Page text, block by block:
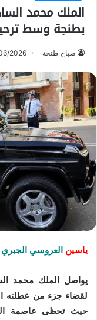
الملك محمد
بطنجة وسط
صباح طنجة 2026
ياسين العروسي الجبري
يواصل الملك محمد
لقضاء جزء من عطلته
حيث تحظى عاصمة